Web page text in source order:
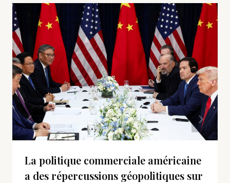
La politique commerciale américaine
a des répercussions géopolitiques sur